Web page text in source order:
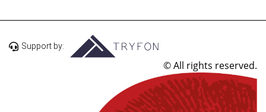
Support by:
© All rights reserved.